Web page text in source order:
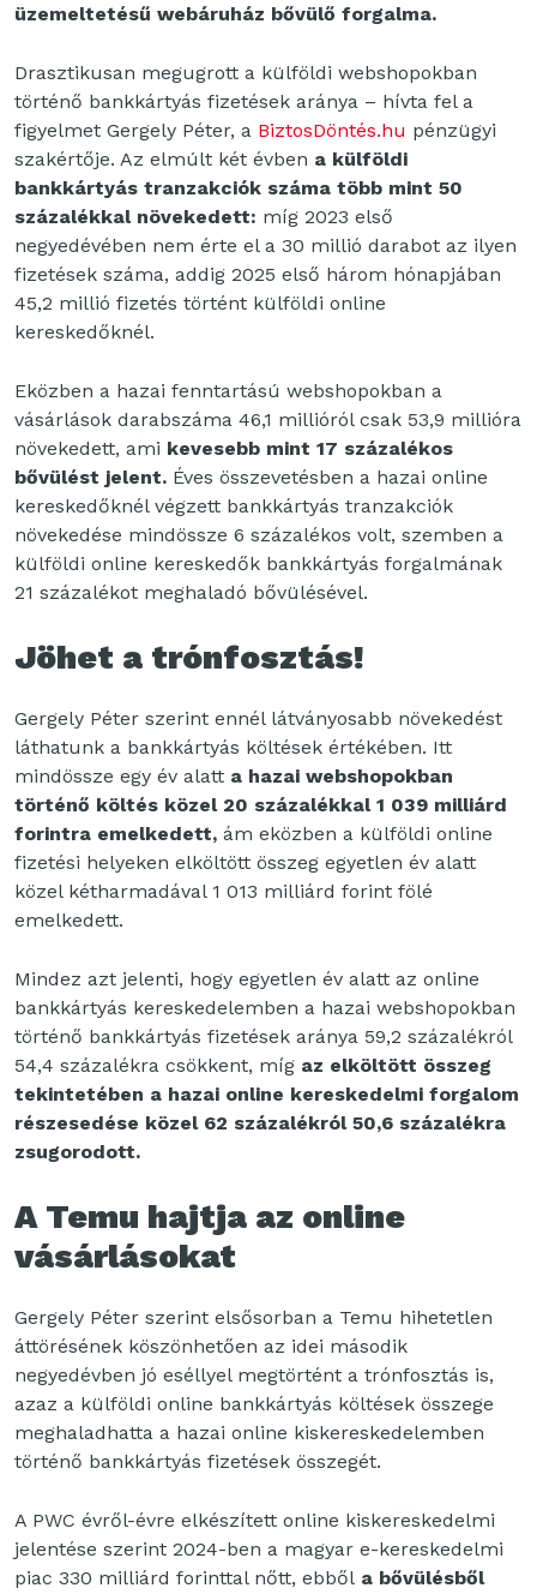
üzemeltetésű webáruház bővülő forgalma.
Drasztikusan megugrott a külföldi webshopokban
történő bankkártyás fizetések aránya – hívta fel a
figyelmet Gergely Péter, a BiztosDöntés.hu pénzügyi
szakértője. Az elmúlt két évben a külföldi
bankkártyás tranzakciók száma több mint 50
százalékkal növekedett: míg 2023 első
negyedévében nem érte el a 30 millió darabot az ilyen
fizetések száma, addig 2025 első három hónapjában
45,2 millió fizetés történt külföldi online
kereskedőknél.
Eközben a hazai fenntartású webshopokban a
vásárlások darabszáma 46,1 millióról csak 53,9 millióra
növekedett, ami kevesebb mint 17 százalékos
bővülést jelent. Éves összevetésben a hazai online
kereskedőknél végzett bankkártyás tranzakciók
növekedése mindössze 6 százalékos volt, szemben a
külföldi online kereskedők bankkártyás forgalmának
21 százalékot meghaladó bővülésével.
Jöhet a trónfosztás!
Gergely Péter szerint ennél látványosabb növekedést
láthatunk a bankkártyás költések értékében. Itt
mindössze egy év alatt a hazai webshopokban
történő költés közel 20 százalékkal 1 039 milliárd
forintra emelkedett, ám eközben a külföldi online
fizetési helyeken elköltött összeg egyetlen év alatt
közel kétharmadával 1 013 milliárd forint fölé
emelkedett.
Mindez azt jelenti, hogy egyetlen év alatt az online
bankkártyás kereskedelemben a hazai webshopokban
történő bankkártyás fizetések aránya 59,2 százalékról
54,4 százalékra csökkent, míg az elköltött összeg
tekintetében a hazai online kereskedelmi forgalom
részesedése közel 62 százalékról 50,6 százalékra
zsugorodott.
A Temu hajtja az online
vásárlásokat
Gergely Péter szerint elsősorban a Temu hihetetlen
áttörésének köszönhetően az idei második
negyedévben jó eséllyel megtörtént a trónfosztás is,
azaz a külföldi online bankkártyás költések összege
meghaladhatta a hazai online kiskereskedelemben
történő bankkártyás fizetések összegét.
A PWC évről-évre elkészített online kiskereskedelmi
jelentése szerint 2024-ben a magyar e-kereskedelmi
piac 330 milliárd forinttal nőtt, ebből a bővülésből